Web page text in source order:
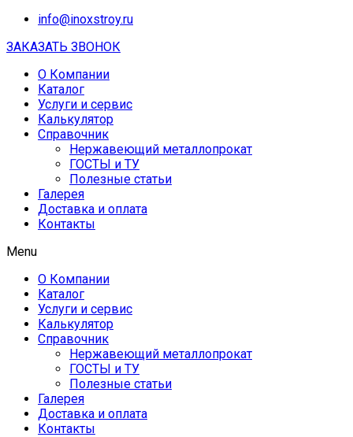
info@inoxstroy.ru
ЗАКАЗАТЬ ЗВОНОК
О Компании
Каталог
Услуги и сервис
Калькулятор
Справочник
Нержавеющий металлопрокат
ГОСТЫ и ТУ
Полезные статьи
Галерея
Доставка и оплата
Контакты
Menu
О Компании
Каталог
Услуги и сервис
Калькулятор
Справочник
Нержавеющий металлопрокат
ГОСТЫ и ТУ
Полезные статьи
Галерея
Доставка и оплата
Контакты